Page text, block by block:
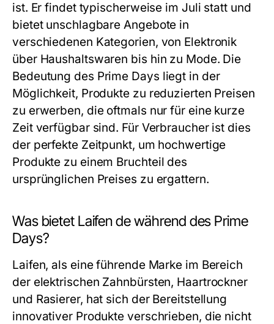
ist. Er findet typischerweise im Juli statt und
bietet unschlagbare Angebote in
verschiedenen Kategorien, von Elektronik
über Haushaltswaren bis hin zu Mode. Die
Bedeutung des Prime Days liegt in der
Möglichkeit, Produkte zu reduzierten Preisen
zu erwerben, die oftmals nur für eine kurze
Zeit verfügbar sind. Für Verbraucher ist dies
der perfekte Zeitpunkt, um hochwertige
Produkte zu einem Bruchteil des
ursprünglichen Preises zu ergattern.
Was bietet Laifen de während des Prime
Days?
Laifen, als eine führende Marke im Bereich
der elektrischen Zahnbürsten, Haartrockner
und Rasierer, hat sich der Bereitstellung
innovativer Produkte verschrieben, die nicht